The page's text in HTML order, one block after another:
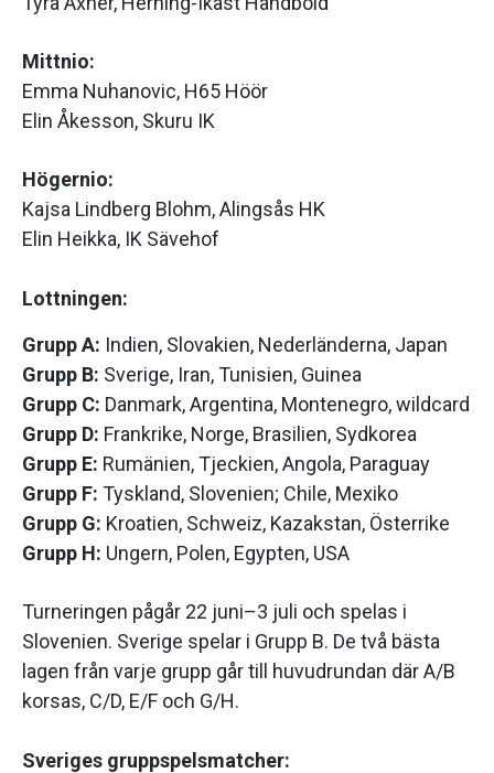
Mittnio:
Emma Nuhanovic, H65 Höör
Elin Åkesson, Skuru IK
Högernio:
Kajsa Lindberg Blohm, Alingsås HK
Elin Heikka, IK Sävehof
Lottningen:
Grupp A: Indien, Slovakien, Nederländerna, Japan
Grupp B: Sverige, Iran, Tunisien, Guinea
Grupp C: Danmark, Argentina, Montenegro, wildcard
Grupp D: Frankrike, Norge, Brasilien, Sydkorea
Grupp E: Rumänien, Tjeckien, Angola, Paraguay
Grupp F: Tyskland, Slovenien; Chile, Mexiko
Grupp G: Kroatien, Schweiz, Kazakstan, Österrike
Grupp H: Ungern, Polen, Egypten, USA
Turneringen pågår 22 juni–3 juli och spelas i
Slovenien. Sverige spelar i Grupp B. De två bästa
lagen från varje grupp går till huvudrundan där A/B
korsas, C/D, E/F och G/H.
Sveriges gruppspelsmatcher: